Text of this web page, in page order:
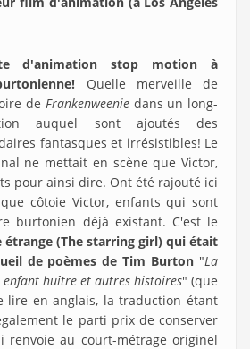
d'animation stop motion à
Quelle merveille de
de Frankenweeniedans un long-
auquel sont ajoutés des
fantasques et irrésistibles! Le
ne mettait en scène que Victor,
pour ainsi dire. Ont été rajouté ici
côtoie Victor, enfants qui sont
burtonien déjà existant. C'est le
(The starring girl) qui était
de poèmes de Tim Burton "La
huître et autres histoires" (que
lire en anglais, la traduction étant
le parti prix de conserver
au court-métrage originel